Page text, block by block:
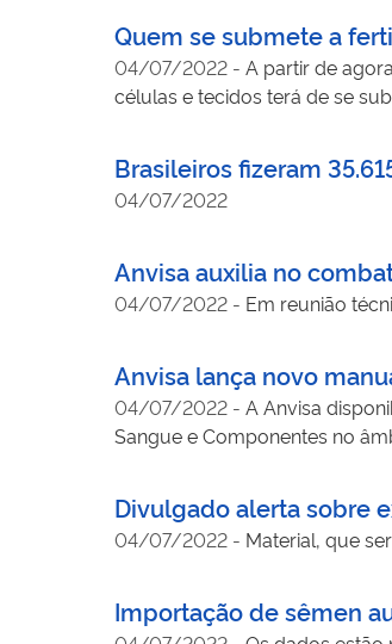
Quem se submete a
04/07/2022 - A partir de
células e tecidos terá de se
Brasileiros fizeram
04/07/2022
Anvisa auxilia no
04/07/2022 - Em reunião
Anvisa lança novo
04/07/2022 - A Anvisa
Sangue e Componentes no
Divulgado alerta sobre
04/07/2022 - Material, que
Importação de sêmen